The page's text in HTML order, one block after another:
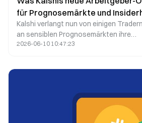
für Prognosemärkte und
Kalshi verlangt nun von einigen
an sensiblen Prognosemärkten ihre
Arbeitgeberinformationen
2026-06-10 10:47:23